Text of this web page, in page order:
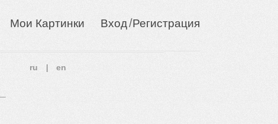
Мои Картинки Вход/Регистрация
ru en